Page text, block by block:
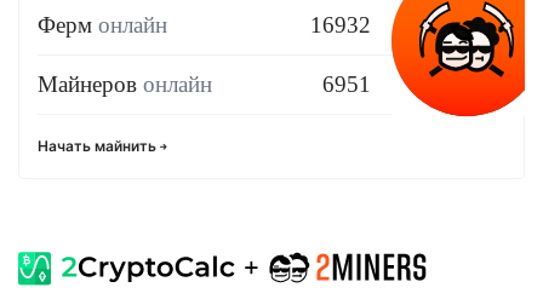
Ферм онлайн 16932
Майнеров онлайн 6951
Начать майнить